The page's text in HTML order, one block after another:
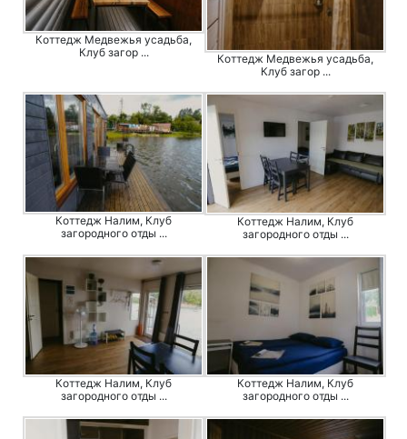
Коттедж Медвежья усадьба,
Клуб загор ...
Коттедж Медвежья усадьба,
Клуб загор ...
Коттедж Налим, Клуб
загородного отды ...
Коттедж Налим, Клуб
загородного отды ...
Коттедж Налим, Клуб
загородного отды ...
Коттедж Налим, Клуб
загородного отды ...